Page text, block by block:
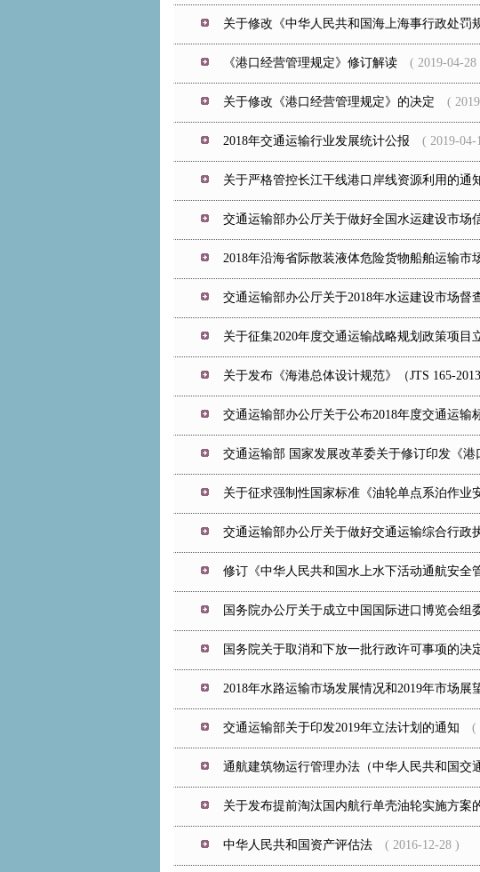
关于修改《中华人民共和国海上海事行政处罚
《港口经营管理规定》修订解读( 2019-04-28
关于修改《港口经营管理规定》的决定 (
2018年交通运输行业发展统计公报 ( 2019-04-
关于严格管控长江干线港口岸线资源利用的通
交通运输部办公厅关于做好全国水运建设市场
2018年沿海省际散装液体危险货物船舶运输市
交通运输部办公厅关于2018年水运建设市场督
关于征集2020年度交通运输战略规划政策项目
关于发布《海港总体设计规范》（JTS 165-
交通运输部办公厅关于公布2018年度交通运输
交通运输部 国家发展改革委关于修订印发《
关于征求强制性国家标准《油轮单点系泊作业
交通运输部办公厅关于做好交通运输综合行政
修订《中华人民共和国水上水下活动通航安全
国务院办公厅关于成立中国国际进口博览会组
国务院关于取消和下放一批行政许可事项的决
2018年水路运输市场发展情况和2019年市场展
交通运输部关于印发2019年立法计划的通知 (
通航建筑物运行管理办法（中华人民共和国交
关于发布提前淘汰国内航行单壳油轮实施方案
中华人民共和国资产评估法( 2016-12-28 )